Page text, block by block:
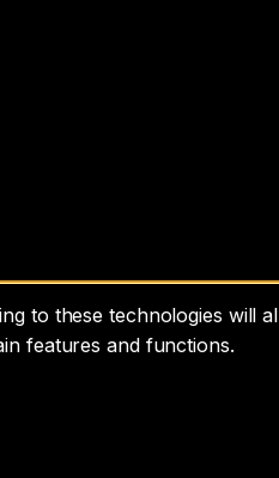
to these technologies will
features and functions.